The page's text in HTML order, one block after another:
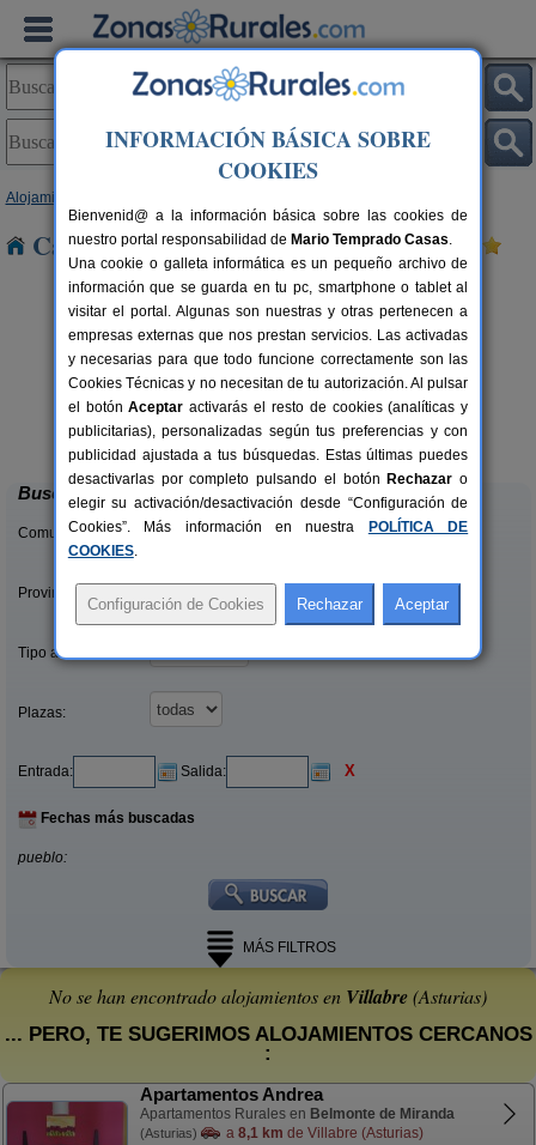
Alojamientos
Casas Rurales cerca de Villabre
14+3 pers.
desde20 €
Casa Rural La Rectoral
Beloncio (Asturias)
Buscar
Comunidades:
Provincias/Islas:
Tipo alquiler:
Plazas:
Entrada: Salida: X
Fechas más buscadas
pueblo:
MÁS FILTROS
No se han encontrado alojamientos en Villabre(Asturias)
... PERO, TE SUGERIMOS ALOJAMIENTOS CERCANOS
:
Apartamentos Andrea
Apartamentos Rurales en Belmonte de Miranda
(Asturias) a 8,1 km de Villabre (Asturias)
INFORMACIÓN BÁSICA SOBRE
COOKIES
Bienvenid@ a la información básica sobre las cookies de
nuestro portal responsabilidad de Mario Temprado Casas.
Una cookie o galleta informática es un pequeño archivo de
información que se guarda en tu pc, smartphone o tablet al
visitar el portal. Algunas son nuestras y otras pertenecen a
empresas externas que nos prestan servicios. Las activadas
y necesarias para que todo funcione correctamente son las
Cookies Técnicas y no necesitan de tu autorización. Al pulsar
el botónAceptar activarás el resto de cookies (analíticas y
publicitarias), personalizadas según tus preferencias y con
publicidad ajustada a tus búsquedas. Estas últimas puedes
desactivarlas por completo pulsando el botón Rechazar o
elegir su activación/desactivación desde “Configuración de
Cookies”. Más información en nuestra
POLÍTICA DE
COOKIES.